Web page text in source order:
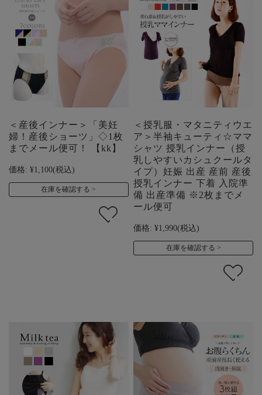
＜産後インナー＞「美妊
婦！産後ショーツ」◇1枚
までメール便可！ 【kk】
価格: ¥1,100(税込)
在庫を確認する
＜授乳服・マタニティウエ
ア＞半袖キューティ☆ママ
シャツ 授乳インナー（授
乳しやすいカシュクールタ
イプ）妊娠 出産 産前 産後
授乳インナー 下着 入院準
備 出産準備 ※2枚までメ
ール便可
価格: ¥1,990(税込)
在庫を確認する